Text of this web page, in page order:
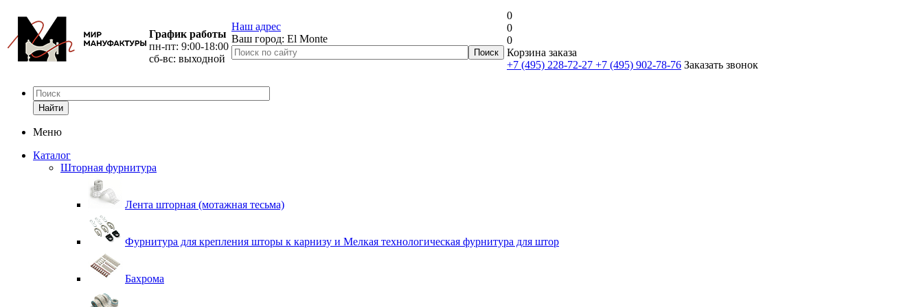
График работы
пн-пт: 9:00-18:00
сб-вс: выходной
Наш адрес
Ваш город: El Monte
0
0
0
Корзина заказа
+7 (495) 228-72-27 +7 (495) 902-78-76 Заказать звонок
Найти
Меню
Каталог
Шторная фурнитура
Лента шторная (мотажная тесьма)
Фурнитура для крепления шторы к карнизу и Мелкая технологическая фурнитура для штор
Бахрома